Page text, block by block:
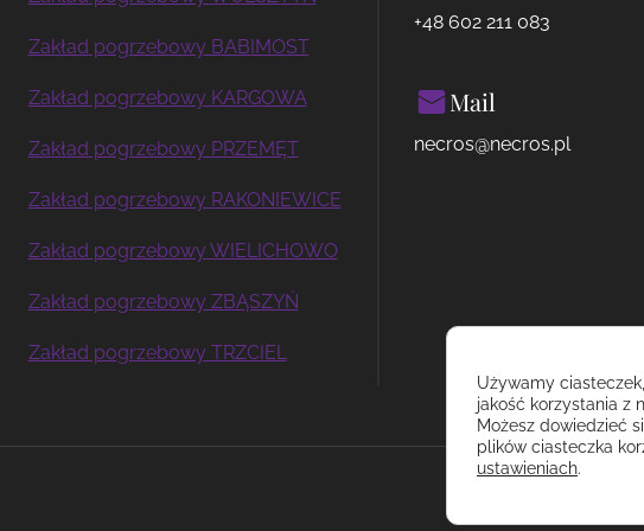
Zakład pogrzebowy BABIMOST
Zakład pogrzebowy KARGOWA
Zakład pogrzebowy PRZEMĘT
Zakład pogrzebowy RAKONIEWICE
Zakład pogrzebowy WIELICHOWO
Zakład pogrzebowy ZBĄSZYŃ
Zakład pogrzebowy TRZCIEL
+48 602 211 083
Mail
necros@necros.pl
Używamy
jakość korzystania z
Możesz dowiedzieć
plików ciasteczka
ustawieniach.